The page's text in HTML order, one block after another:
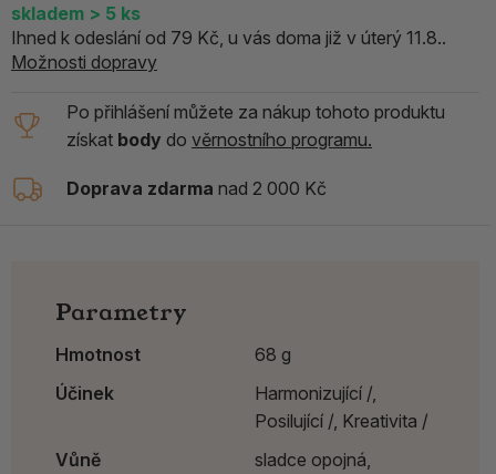
skladem > 5 ks
Ihned k odeslání od 79 Kč, u vás doma již v úterý 11.8..
Možnosti dopravy
Po přihlášení můžete za nákup tohoto produktu
získat body do věrnostního programu.
Doprava zdarma nad 2 000 Kč
Parametry
Hmotnost
68 g
Účinek
Harmonizující /,
Posilující /, Kreativita /
Vůně
sladce opojná,